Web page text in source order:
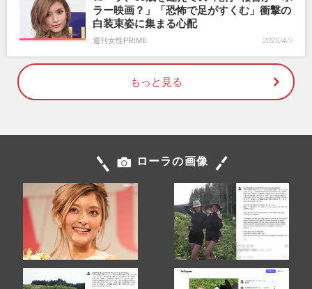
ラー映画？」「恐怖で足がすくむ」衝撃の
白装束姿に集まる心配
週刊女性PRIME 2025/4/7
もっと見る
ローラの画像